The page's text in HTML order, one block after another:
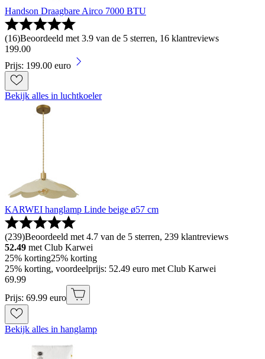
Handson Draagbare Airco 7000 BTU
(16)Beoordeeld met 3.9 van de 5 sterren, 16 klantreviews
199.00
Prijs: 199.00 euro
Bekijk alles in luchtkoeler
KARWEI hanglamp Linde beige ø57 cm
(239)Beoordeeld met 4.7 van de 5 sterren, 239 klantreviews
52.49 met Club Karwei
25% korting25% korting
25% korting, voordeelprijs: 52.49 euro met Club Karwei
69.99
Prijs: 69.99 euro
Bekijk alles in hanglamp